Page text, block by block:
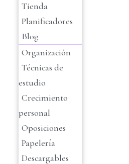
Tienda
Planificadores
Blog
Organización
Técnicas de
estudio
Crecimiento
personal
Oposiciones
Papelería
Descargables